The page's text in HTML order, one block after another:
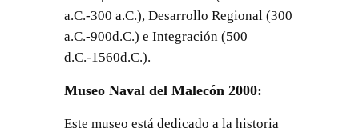
a.C.-300 a.C.), Desarrollo Regional (300
a.C.-900d.C.) e Integración (500
d.C.-1560d.C.).
Museo Naval del Malecón 2000:
Este museo está dedicado a la historia